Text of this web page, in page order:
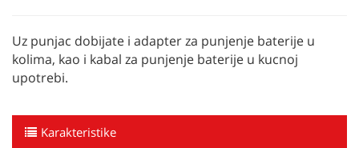
Uz punjac dobijate i adapter za punjenje baterije u
kolima, kao i kabal za punjenje baterije u kucnoj
upotrebi.
Karakteristike